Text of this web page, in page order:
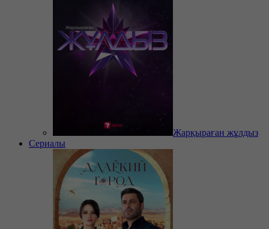
Жарқыраған жұлдыз
Сериалы